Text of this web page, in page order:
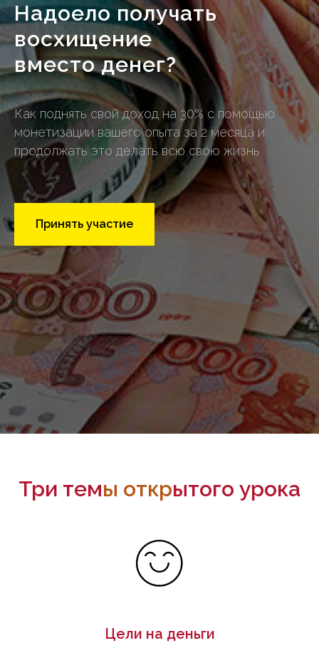
Надоело получать
восхищение
вместо денег?
Как поднять свой доход на 30% с помощью
монетизации вашего опыта за 2 месяца и
продолжать это делать всю свою жизнь
Принять участие
Три темы открытого урока
Цели на деньги